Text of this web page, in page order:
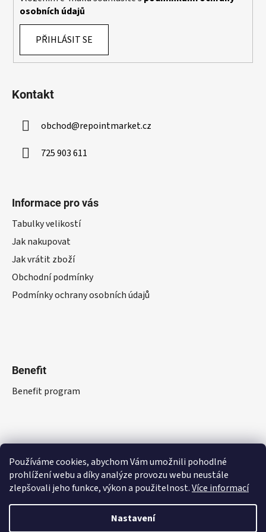
Používáme cookies, abychom Vám umožnili pohodlné
prohlížení webu a díky analýze provozu webu neustále
zlepšovali jeho funkce, výkon a použitelnost.Více informací
Nastavení
osobních údajů
PŘIHLÁSIT SE
Kontakt
obchod@repointmarket.cz
725 903 611
Informace pro vás
Tabulky velikostí
Jak nakupovat
Jak vrátit zboží
Obchodní podmínky
Podmínky ochrany osobních údajů
Benefit
Benefit program